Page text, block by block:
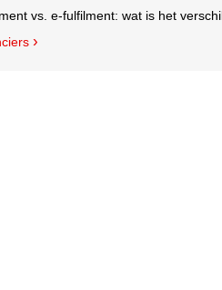
vs. e-fulfilment: wat is het